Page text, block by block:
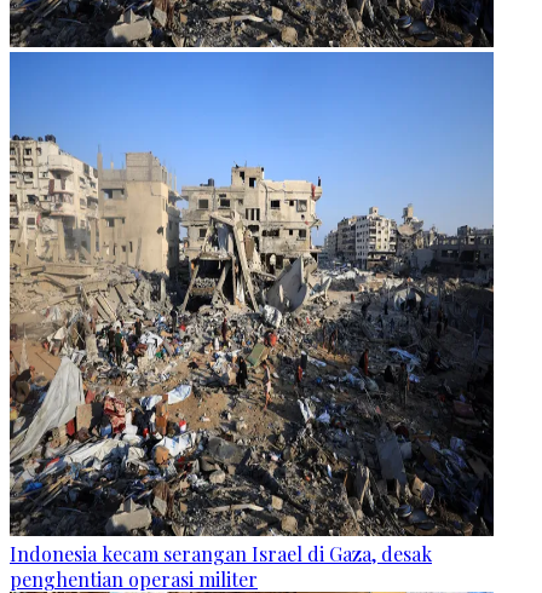
Indonesia kecam serangan Israel di Gaza, desak
penghentian operasi militer